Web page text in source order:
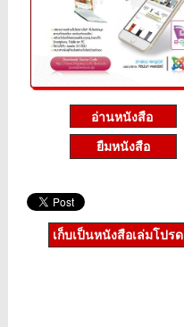
ยืมหนังสือ
เก็บเป็นหนังสือเล่มโปรด